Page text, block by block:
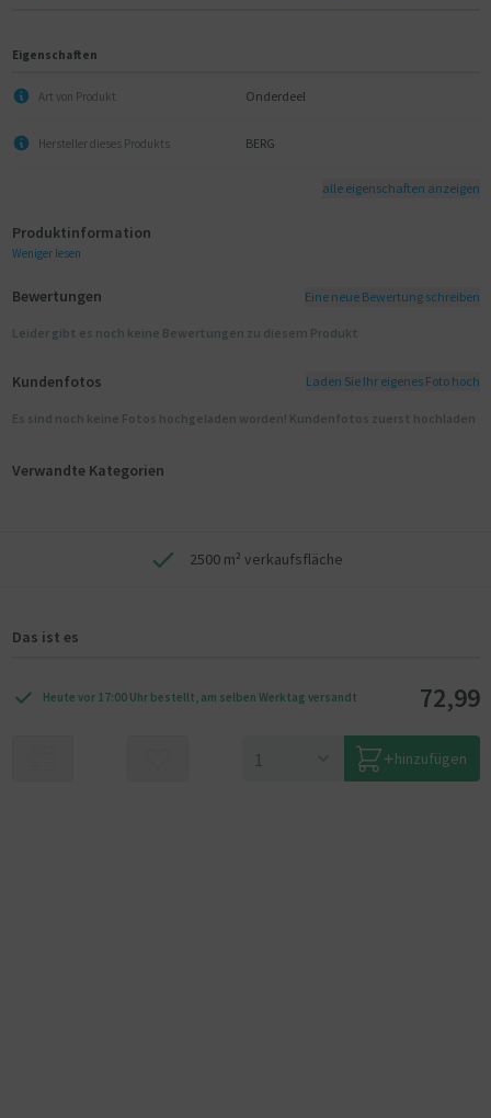
Eigenschaften
Art von Produkt Onderdeel
Hersteller dieses Produkts BERG
alle eigenschaften anzeigen
Produktinformation
Weniger lesen
Bewertungen Eine neue Bewertung schreiben
Leider gibt es noch keine Bewertungen zu diesem Produkt
Kundenfotos Laden Sie Ihr eigenes Foto hoch
Es sind noch keine Fotos hochgeladen worden! Kundenfotos zuerst hochladen
Verwandte Kategorien
2500 m² verkaufsfläche
Das ist es
Heute vor 17:00 Uhr bestellt, am selben Werktag versandt 72,99
hinzufügen